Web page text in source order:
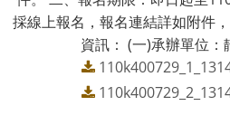
採線上報名，報名連結詳如附件
資訊： (一)承辦單位：